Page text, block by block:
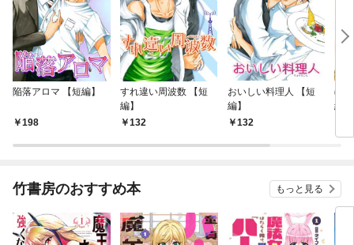
陥落アロマ 【短編】
198
すれ違い周波数 【短
編】
132
おいしい料理人 【短
編】
132
ぼ
編】
竹書房のおすすめ本 もっと見る